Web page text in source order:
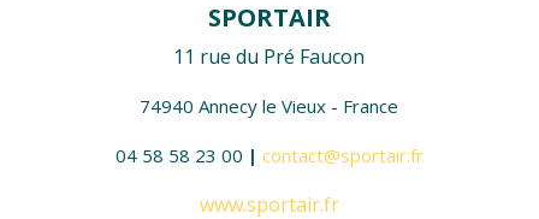
SPORTAIR
11 rue du Pré Faucon
74940 Annecy le Vieux - France
04 58 58 23 00 | contact@sportair.fr
www.sportair.fr